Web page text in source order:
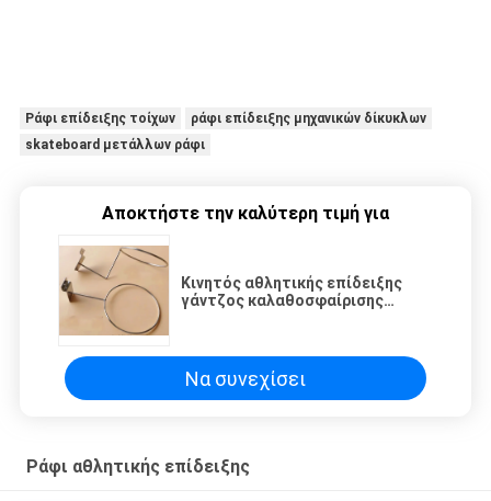
Ράφι επίδειξης τοίχων
ράφι επίδειξης μηχανικών δίκυκλων
skateboard μετάλλων ράφι
Αποκτήστε την καλύτερη τιμή για
Κινητός αθλητικής επίδειξης
γάντζος καλαθοσφαίρισης
ηλεκτρόλυση για Slat την
επιτροπή
Να συνεχίσει
Ράφι αθλητικής επίδειξης